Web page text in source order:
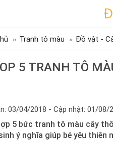
Tranh tô màu Đồ vật -
5 TRANH TÔ
03/04/2018 - Cập nhật: 01/08/
5 bức tranh tô màu cây
ý nghĩa giúp bé yêu thiên